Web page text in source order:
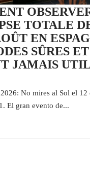
TOTALE
EN
SÛRES
JAMAIS
No mires al Sol el 12
El gran evento de...